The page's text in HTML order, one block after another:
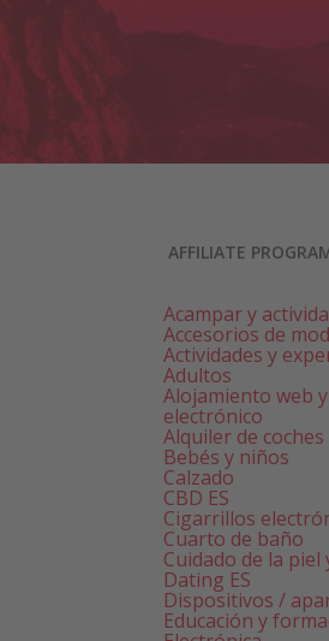
AFFILIATE
Acampar y
Accesorios de
Actividades y
Adultos
Alojamiento web
electrónico
Alquiler de coches
Bebés y niños
Calzado
CBD ES
Cigarrillos
Cuarto de baño
Cuidado de la piel
Dating ES
Dispositivos /
Educación y